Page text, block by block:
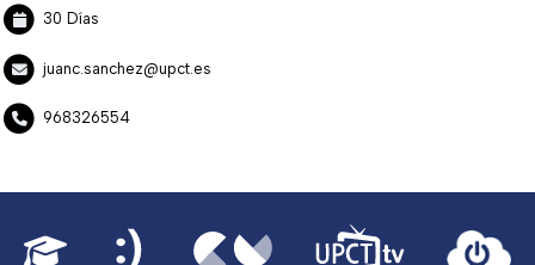
30 Días
juanc.sanchez@upct.es
968326554